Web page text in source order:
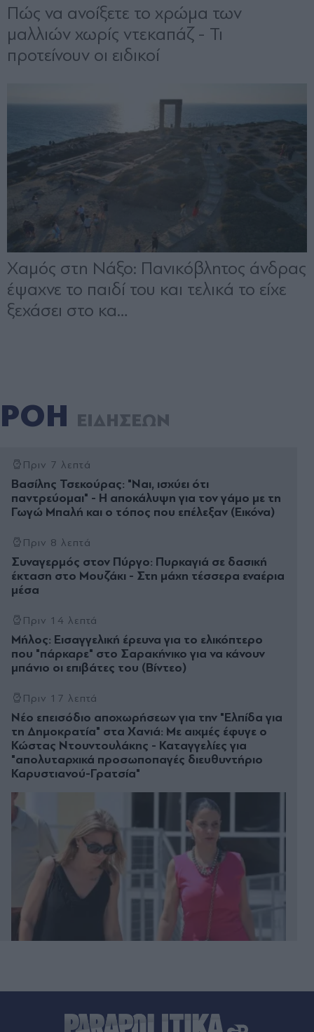
ΡΟΗ ΕΙΔΗΣΕΩΝ
Πριν 7 λεπτά
Βασίλης Τσεκούρας: "Ναι, ισχύει ότι
παντρεύομαι" - Η αποκάλυψη για τον γάμο με τη
Γωγώ Μπαλή και ο τόπος που επέλεξαν (Εικόνα)
Πριν 8 λεπτά
Συναγερμός στον Πύργο: Πυρκαγιά σε δασική
έκταση στο Μουζάκι - Στη μάχη τέσσερα εναέρια
μέσα
Πριν 14 λεπτά
Μήλος: Εισαγγελική έρευνα για το ελικόπτερο
που "πάρκαρε" στο Σαρακήνικο για να κάνουν
μπάνιο οι επιβάτες του (Βίντεο)
Πριν 17 λεπτά
Νέο επεισόδιο αποχωρήσεων για την "Ελπίδα για
τη Δημοκρατία" στα Χανιά: Με αιχμές έφυγε ο
Κώστας Ντουντουλάκης - Καταγγελίες για
"απολυταρχικά προσωποπαγές διευθυντήριο
Καρυστιανού-Γρατσία"
"κατώτερους των περιστάσεων" άντρες εν μέσω
φημών για κρίση με τον Λιβάνη (Βίντεο)